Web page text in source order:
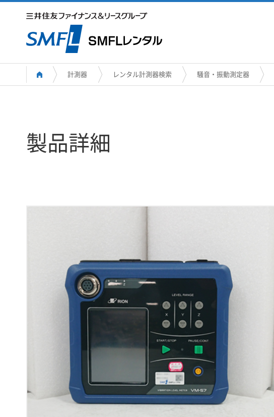
計測器 レンタル計測器検索 騒音・振動測定器
製品詳細